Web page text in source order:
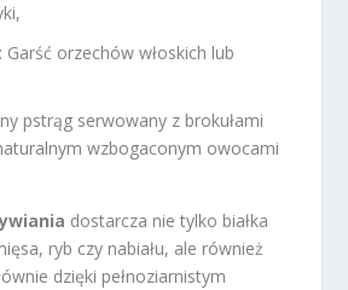
: Garść orzechów włoskich lub
pstrąg serwowany z brokułami
wzbogaconym owocami
dostarcza nie tylko białka
ryb czy nabiału, ale również
dzięki pełnoziarnistym